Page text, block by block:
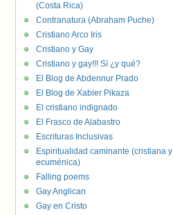
(Costa Rica)
Contranatura (Abraham Puche)
Cristiano Arco Iris
Cristiano y Gay
Cristiano y gay!!! Sí ¿y qué?
El Blog de Abdennur Prado
El Blog de Xabier Pikaza
El cristiano indignado
El Frasco de Alabastro
Escrituras Inclusivas
Espiritualidad caminante (cristiana y
ecuménica)
Falling poems
Gay Anglican
Gay en Cristo